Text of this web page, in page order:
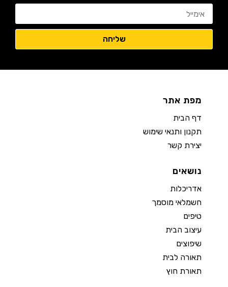
מפת אתר
דף הבית
תקנון ותנאי שימוש
יצירת קשר
נושאים
אדריכלות
חשמלאי מוסמך
טיפים
עיצוב הבית
שיפוצים
תאורה לבית
תאורת חוץ